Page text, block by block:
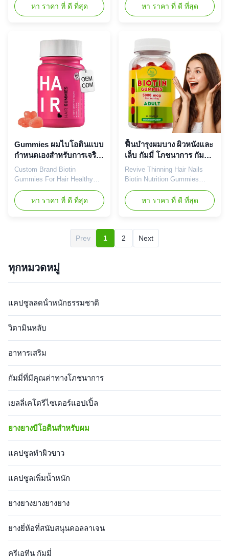
formulated for hair growth and
thicker hair. Vegetarian
Product Name Biotin
Capsules Main Functions Hair
Growth Main Ingredient Biotin
Shelf Life 24 months
OEM/ODM Available Sample
Order Available Payment
Term T/T, Paypal, Western
Union Product Images
Product Packaging
Manufacturing Facility Trade
Show Exhibition Quality &
Manufacturing Advantages
หา ราคา ที่ ดี ที่สุด
vegan biotin gummies
formulated to support hair,
Product Specifications
Attribute Value Service OEM
ODM Private Label Service
Product Name Biotin
Gummies Main Ingredients
Biotin, Vitamin C Main
Function Longer, Healthier
Hair, Stronger Hair Shelf Life
18 months Specification 60
Gummies / Bottle or
Customized Product Benefits
Hair Growth Vitamins Biotin
หา ราคา ที่ ดี ที่สุด
Gummies ผมไบโอตินแบบ
กำหนดเองสำหรับการเจริญ
เติบโตของเส้นผมเพื่อ
สุขภาพผม OEM Gummies
Custom Brand Biotin
Gummies For Hair Healthy
Growth, OEM Hair Growth
Gummies Product Overview
Custom Brand Biotin
hair healthy growth through
OEM and private label
services. These delicious
potency biotin for stronger,
longer, thicker, and healthier
ODM Private Label Service
Shipping Fee Need to be
negotiated Product Name
หา ราคา ที่ ดี ที่สุด
ฟื้นบำรุงผมบาง ผิวหนังและ
เล็บ กัมมี่ โภชนาการ กัมมี่
อาหารเสริมแสนอร่อยทุกวัน
Revive Thinning Hair Nails
Biotin Nutrition Gummies
Tasty Daily Supplement for
Healthy In a world where
health and beauty go hand in
gummies are the perfect
addition to your daily lifestyle.
Imagine starting your morning
these gummies support your
หา ราคา ที่ ดี ที่สุด
Prev 1 2 Next
ทุกหมวดหมู่
แคปซูลลดน้ําหนักธรรมชาติ
วิตามินหลับ
อาหารเสริม
กัมมี่ที่มีคุณค่าทางโภชนาการ
เยลลี่เคโตรีไซเดอร์แอปเปิ้ล
ยางยางบีโอตินสําหรับผม
แคปซูลทําผิวขาว
แคปซูลเพิ่มน้ำหนัก
ยางยางยางยางยาง
ยางยี่ห้อที่สนับสนุนคอลลาเจน
ครีเอทีน กัมมี่